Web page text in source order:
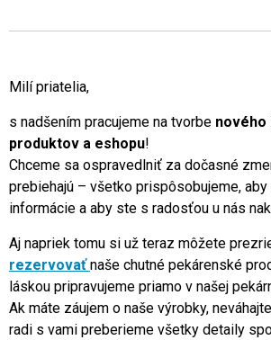
Milí priatelia,
s nadšením pracujeme na tvorbe nového
produktov a eshopu!
Chceme sa ospravedlniť za dočasné
prebiehajú – všetko prispôsobujeme,
informácie a aby ste s radosťou u nás
Aj napriek tomu si už teraz môžete
rezervovaťnaše chutné pekárenské
láskou pripravujeme priamo v našej
Ak máte záujem o naše výrobky,
radi s vami preberieme všetky detaily